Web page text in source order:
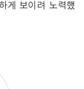
게 보이려 노력했